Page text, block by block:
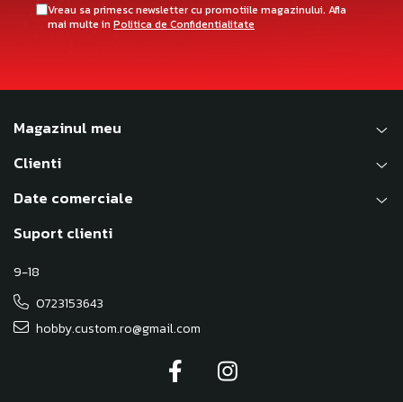
Vreau sa primesc newsletter cu promotiile magazinului. Afla
mai multe in Politica de Confidentialitate
Magazinul meu
Clienti
Date comerciale
Suport clienti
9-18
0723153643
hobby.custom.ro@gmail.com